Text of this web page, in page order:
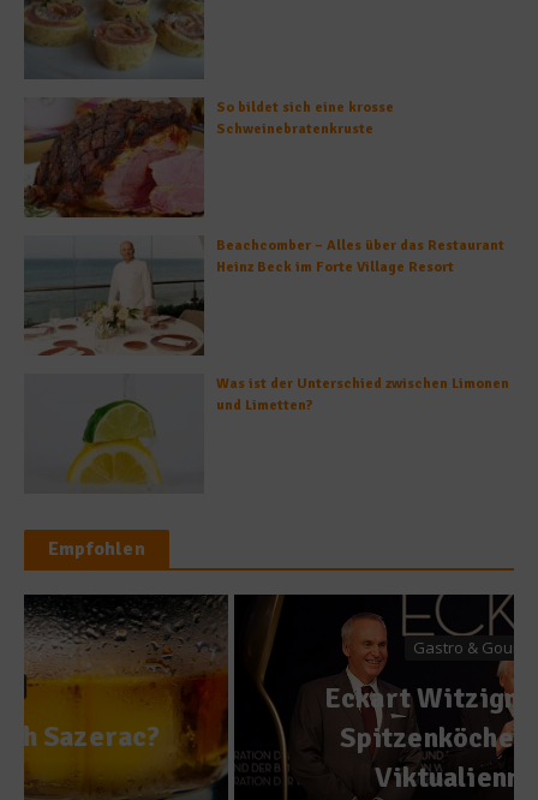
So bildet sich eine krosse
Schweinebratenkruste
Beachcomber – Alles über das Restaurant
Heinz Beck im Forte Village Resort
Was ist der Unterschied zwischen Limonen
und Limetten?
Empfohlen
Gastro & Gourmet
Eckart Witzigmann ehrt
Spitzenköche und den
Viktualienmarkt